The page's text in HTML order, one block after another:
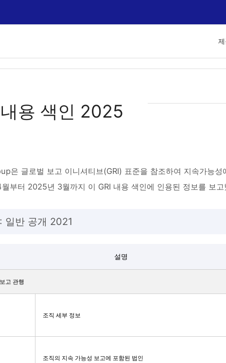
용 색인 2025
은 글로벌 보고 이니셔티브(GRI) 표준을 참조하여 지속가능
부터 2025년 3월까지 이 GRI 내용 색인에 인용된 정보를 보고
일반 공개 2021
설명
고 관행
조직 세부 정보
조직의 지속 가능성 보고에 포함된 법인